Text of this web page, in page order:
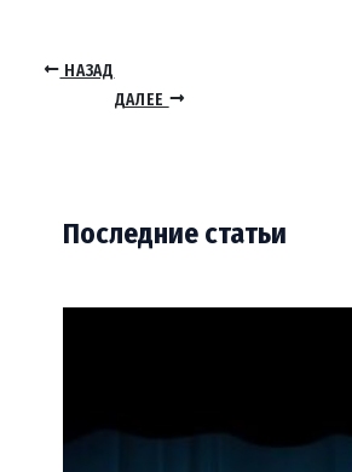
НАЗАД
ДАЛЕЕ
Последние статьи